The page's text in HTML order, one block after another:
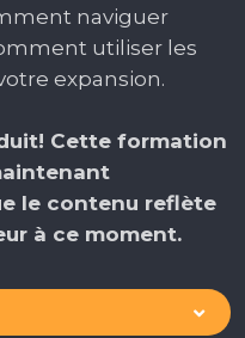
naviguer
utiliser les
expansion.
Cette formation
le contenu reflète
à ce moment.